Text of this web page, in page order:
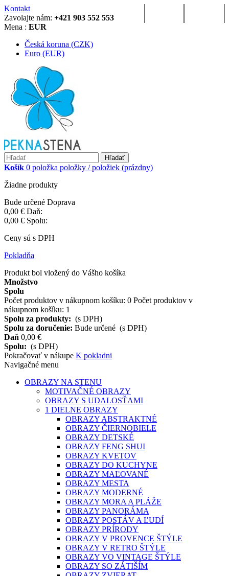
Kontakt
Zavolajte nám: +421 903 552 553
Mena : EUR
Česká koruna (CZK)
Euro (EUR)
Hľadať
Košík 0 položka položky / položiek (prázdny)
Žiadne produkty
Bude určené Doprava
0,00 € Daň:
0,00 € Spolu:
Ceny sú s DPH
Pokladňa
Produkt bol vložený do Vášho košíka
Množstvo
Spolu
Počet produktov v nákupnom košíku: 0 Počet produktov v
nákupnom košíku: 1
Spolu za produkty: (s DPH)
Spolu za doručenie: Bude určené (s DPH)
Daň 0,00 €
Spolu: (s DPH)
Pokračovať v nákupe K pokladni
Navigačné menu
OBRAZY NA STENU
MOTIVAČNÉ OBRAZY
OBRAZY S UDALOSŤAMI
1 DIELNE OBRAZY
OBRAZY ABSTRAKTNÉ
OBRAZY ČIERNOBIELE
OBRAZY DETSKÉ
OBRAZY FENG SHUI
OBRAZY KVETOV
OBRAZY DO KUCHYNE
OBRAZY MAĽOVANÉ
OBRAZY MESTA
OBRAZY MODERNÉ
OBRAZY MORA A PLÁŽE
OBRAZY PANORÁMA
OBRAZY POSTÁV A ĽUDÍ
OBRAZY PRÍRODY
OBRAZY V PROVENCE ŠTÝLE
OBRAZY V RETRO ŠTÝLE
OBRAZY VO VINTAGE ŠTÝLE
OBRAZY SO ZÁTIŠÍM